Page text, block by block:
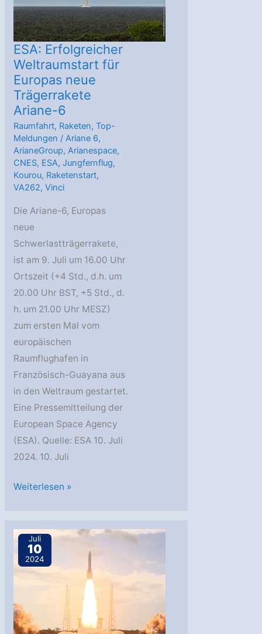
ESA: Erfolgreicher
Weltraumstart für
Europas neue
Trägerrakete
Ariane-6
Raumfahrt, Raketen,Top-
Meldungen /Ariane 6,
ArianeGroup,Arianespace,
CNES, ESA,Jungfernflug,
Kourou, Raketenstart,
VA262,Vinci
Die Ariane-6, Europas
neue
Schwerlastträgerrakete,
ist am 9. Juli um 16.00 Uhr
Ortszeit (+4 Std., d.h. um
20.00 Uhr BST, +5 Std., d.
h. um 21.00 Uhr MESZ)
zum ersten Mal vom
europäischen
Raumflughafen in
Französisch-Guayana aus
in den Weltraum gestartet.
Eine Pressemitteilung der
European Space Agency
(ESA). Quelle: ESA 10. Juli
2024. 10. Juli
ESA:
für
Europas
neue
Trägerrakete
Ariane-
6
Weiterlesen »
Juli
10
2024